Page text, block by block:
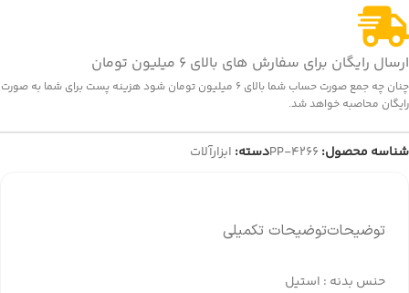
ارسال رایگان برای سفارش های بالای 6 میلیون تومان
چنان چه جمع صورت حساب شما بالای 6 میلیون تومان شود هزینه پست برای شما به صورت
رایگان محاصبه خواهد شد.
شناسه محصول: PP-4266دسته: ابزارآلات
توضیحاتتوضیحات تکمیلی
حنس بدنه : استیل